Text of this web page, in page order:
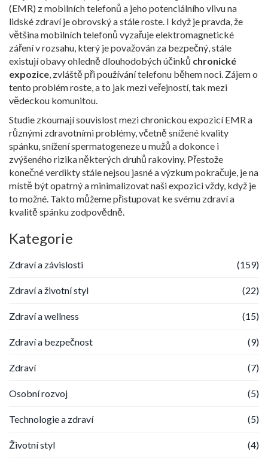
(EMR) z mobilních telefonů a jeho potenciálního vlivu na
lidské zdraví je obrovský a stále roste. I když je pravda, že
většina mobilních telefonů vyzařuje elektromagnetické
záření v rozsahu, který je považován za bezpečný, stále
existují obavy ohledně dlouhodobých účinků chronické
expozice , zvláště při používání telefonu během noci. Zájem o
tento problém roste, a to jak mezi veřejností, tak mezi
vědeckou komunitou.
Studie zkoumají souvislost mezi chronickou expozicí EMR a
různými zdravotními problémy, včetně snížené kvality
spánku, snížení spermatogeneze u mužů a dokonce i
zvýšeného rizika některých druhů rakoviny. Přestože
konečné verdikty stále nejsou jasné a výzkum pokračuje, je na
místě být opatrný a minimalizovat naši expozici vždy, když je
to možné. Takto můžeme přistupovat ke svému zdraví a
kvalitě spánku zodpovědně.
Kategorie
Zdraví a závislosti (159)
Zdraví a životní styl (22)
Zdraví a wellness (15)
Zdraví a bezpečnost (9)
Zdraví (7)
Osobní rozvoj (5)
Technologie a zdraví (5)
Životní styl (4)